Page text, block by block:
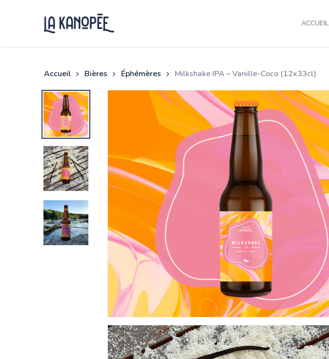
ACCUEIL
Accueil Bières Éphémères Milkshake IPA – Vanille-Coco (12x33cl)